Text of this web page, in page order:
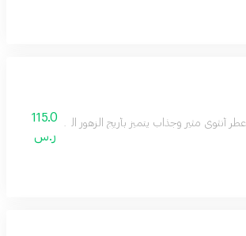
عطر أنثوي مثير وجذاب يتميز بأريج الزهور البيضاء وعبير
115.0
ر.س